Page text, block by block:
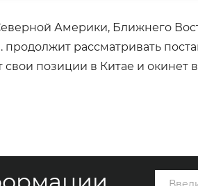
Америки, Ближнего
рассматривать
позиции в Китае и